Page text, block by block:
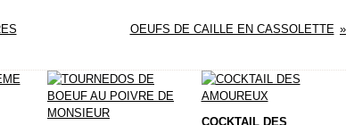
OEUFS DE CAILLE EN CASSOLETTE
COCKTAIL DES